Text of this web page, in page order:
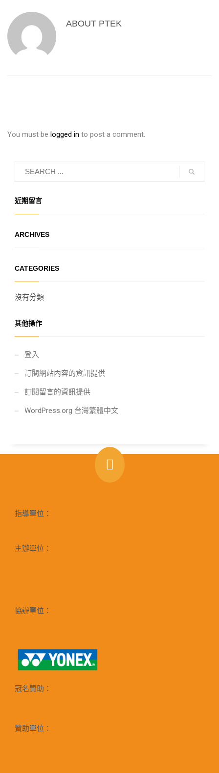
ABOUT PTEK
You must be logged in to post a comment.
近期留言
ARCHIVES
CATEGORIES
沒有分類
其他操作
登入
訂閱網站內容的資訊提供
訂閱留言的資訊提供
WordPress.org 台灣繁體中文
指導單位：
主辦單位：
協辦單位：
冠名贊助：
贊助單位：